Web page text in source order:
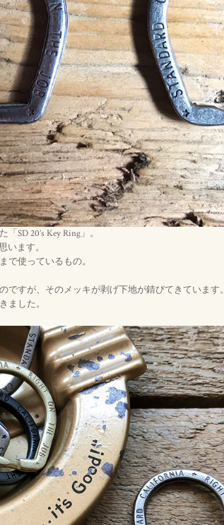
SD 20’s Key Ring」。
います。
で使っているもの。
ですが、そのメッキが剥げ下地が錆びてきています。
ました。